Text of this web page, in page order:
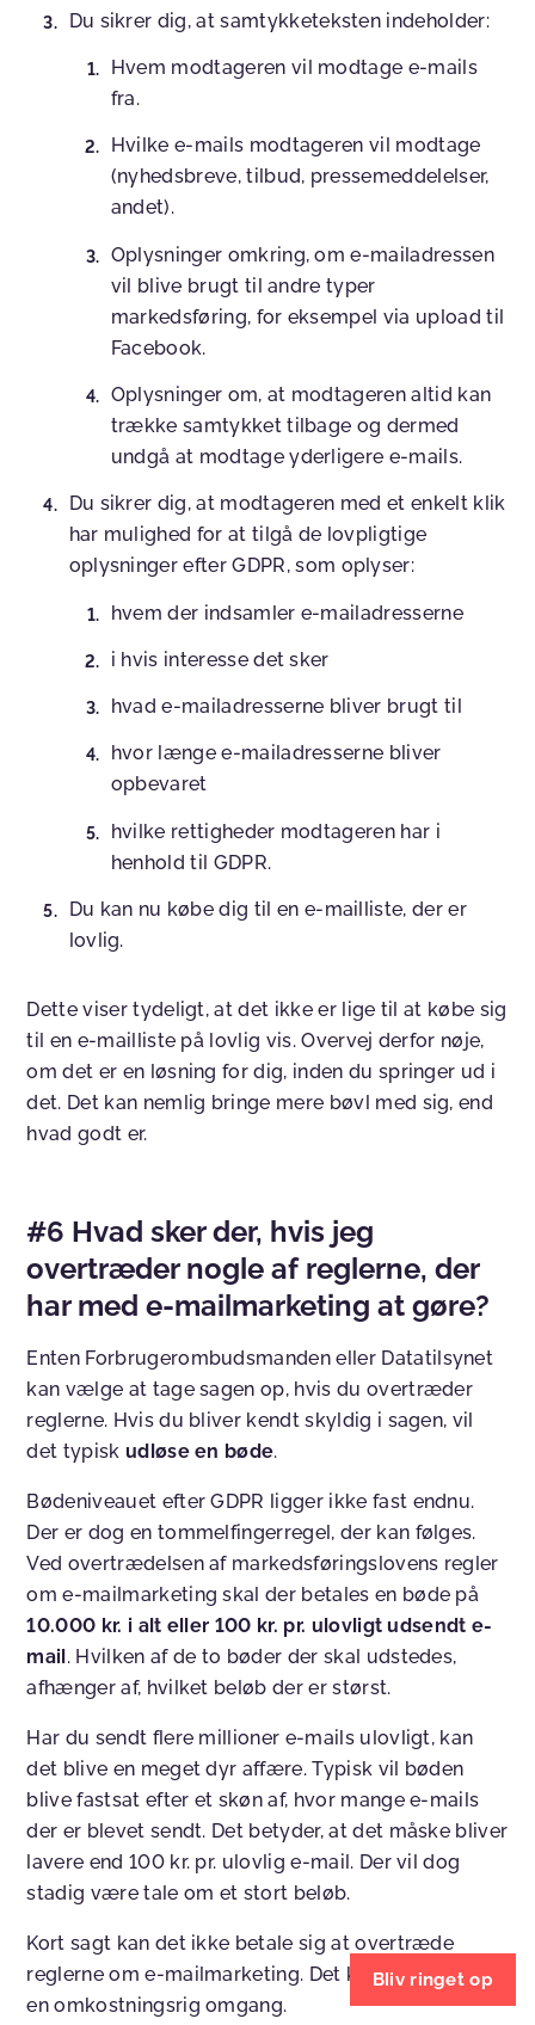
Du sikrer dig, at samtykketeksten indeholder:
Hvem modtageren vil modtage e-mails
fra.
Hvilke e-mails modtageren vil modtage
(nyhedsbreve, tilbud, pressemeddelelser,
andet).
Oplysninger omkring, om e-mailadressen
vil blive brugt til andre typer
markedsføring, for eksempel via upload til
Facebook.
Oplysninger om, at modtageren altid kan
trække samtykket tilbage og dermed
undgå at modtage yderligere e-mails.
Du sikrer dig, at modtageren med et enkelt klik
har mulighed for at tilgå de lovpligtige
oplysninger efter GDPR, som oplyser:
hvem der indsamler e-mailadresserne
i hvis interesse det sker
hvad e-mailadresserne bliver brugt til
hvor længe e-mailadresserne bliver
opbevaret
hvilke rettigheder modtageren har i
henhold til GDPR.
Du kan nu købe dig til en e-mailliste, der er
lovlig.
Dette viser tydeligt, at det ikke er lige til at købe sig
til en e-mailliste på lovlig vis. Overvej derfor nøje,
om det er en løsning for dig, inden du springer ud i
det. Det kan nemlig bringe mere bøvl med sig, end
hvad godt er.
#6 Hvad sker der, hvis jeg
overtræder nogle af reglerne, der
har med e-mailmarketing at gøre?
Enten Forbrugerombudsmanden eller Datatilsynet
kan vælge at tage sagen op, hvis du overtræder
reglerne. Hvis du bliver kendt skyldig i sagen, vil
det typisk udløse en bøde.
Bødeniveauet efter GDPR ligger ikke fast endnu.
Der er dog en tommelfingerregel, der kan følges.
Ved overtrædelsen af markedsføringslovens regler
om e-mailmarketing skal der betales en bøde på
10.000 kr. i alt eller 100 kr. pr. ulovligt udsendt e-
mail . Hvilken af de to bøder der skal udstedes,
afhænger af, hvilket beløb der er størst.
Har du sendt flere millioner e-mails ulovligt, kan
det blive en meget dyr affære. Typisk vil bøden
blive fastsat efter et skøn af, hvor mange e-mails
der er blevet sendt. Det betyder, at det måske bliver
lavere end 100 kr. pr. ulovlig e-mail. Der vil dog
stadig være tale om et stort beløb.
Kort sagt kan det ikke betale sig at overtræde
reglerne om e-mailmarketing. Det kan nemlig blive
en omkostningsrig omgang.
Bliv ringet op